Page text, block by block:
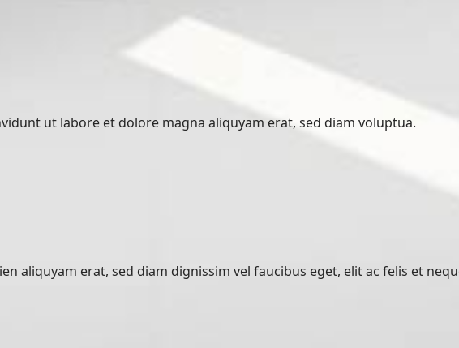
ut labore et dolore magna aliquyam erat, sed diam voluptua.
aliquyam erat, sed diam dignissim vel faucibus eget, elit ac felis et